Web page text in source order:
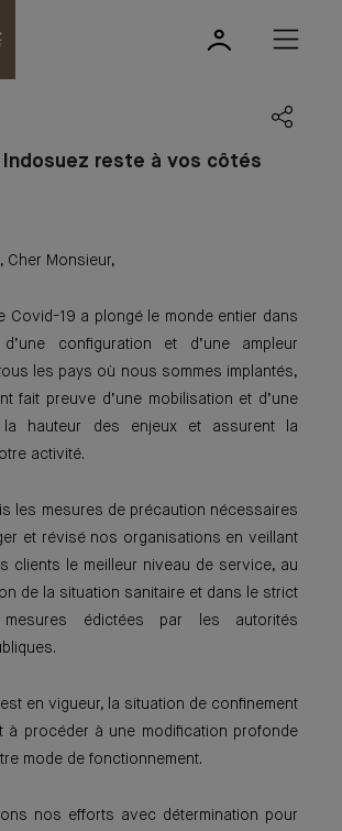
Indosuez reste à vos côtés
Cher Monsieur,
Covid-19 a plongé le monde entier dans
configuration et d’une ampleur
les pays où nous sommes implantés,
fait preuve d’une mobilisation et d’une
la hauteur des enjeux et assurent la
activité.
les mesures de précaution nécessaires
et révisé nos organisations en veillant
clients le meilleur niveau de service, au
de la situation sanitaire et dans le strict
édictées par les autorités
en vigueur, la situation de confinement
à procéder à une modification profonde
mode de fonctionnement.
nos efforts avec détermination pour